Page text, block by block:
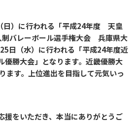
日）に行われる「平成24年度 天皇
バレーボール選手権大会 兵庫県大
日（水）に行われる「平成24年度近
優勝大会」となります。近畿優勝大
ます。上位進出を目指して元気いっ
援をいただき、本当にありがとうご